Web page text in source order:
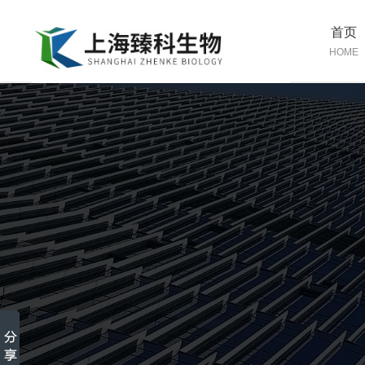
首页
HOME